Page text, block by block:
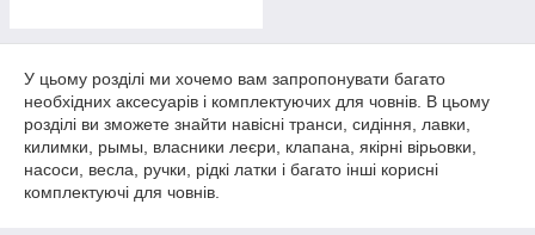
У цьому розділі ми хочемо вам запропонувати багато
необхідних аксесуарів і комплектуючих для човнів. В цьому
розділі ви зможете знайти навісні транси, сидіння, лавки,
килимки, рымы, власники леєри, клапана, якірні вірьовки,
насоси, весла, ручки, рідкі латки і багато інші корисні
комплектуючі для човнів.